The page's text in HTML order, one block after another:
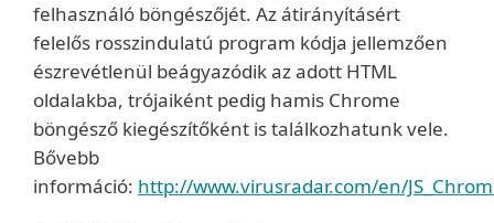
felhasználó böngészőjét. Az átirányításért
felelős rosszindulatú program kódja jellemzően
észrevétlenül beágyazódik az adott HTML
oldalakba, trójaiként pedig hamis Chrome
böngésző kiegészítőként is találkozhatunk vele.
Bővebb
információ: http://www.virusradar.com/en/